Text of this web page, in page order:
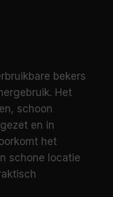
bekers
Het
schoon
en in
het
schone locatie